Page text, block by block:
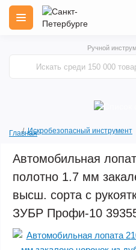
Ручной
ГлавнаяИскробезопасный инструмент
Автомобильная
полотно 1.7 мм
высш. сорта с
ЗУБР Профи-10